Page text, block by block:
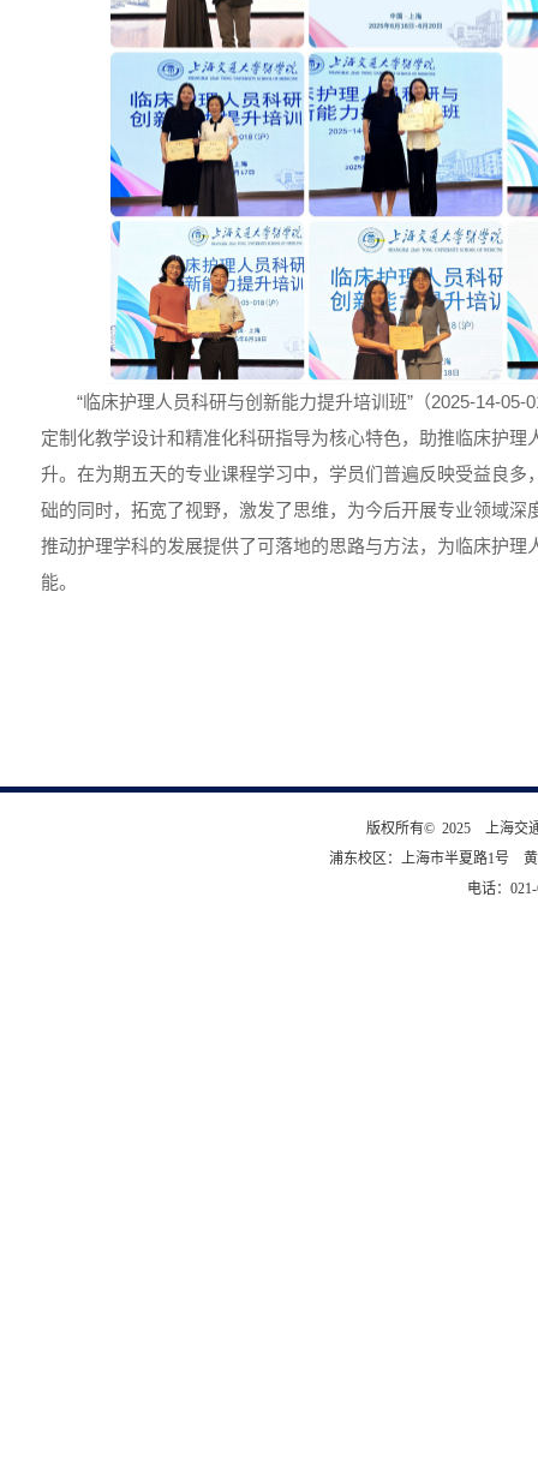
版权所有© 2025 上海交
浦东校区：上海市半夏路1号
电话：
“临床护理人员科研与创新能力提升培训班”（2025-14-05-
定制化教学设计和精准化科研指导为核心特色，助推临床护理
升。在为期五天的专业课程学习中，学员们普遍反映受益良多
础的同时，拓宽了视野，激发了思维，为今后开展专业领域深
推动护理学科的发展提供了可落地的思路与方法，为临床护理
能。